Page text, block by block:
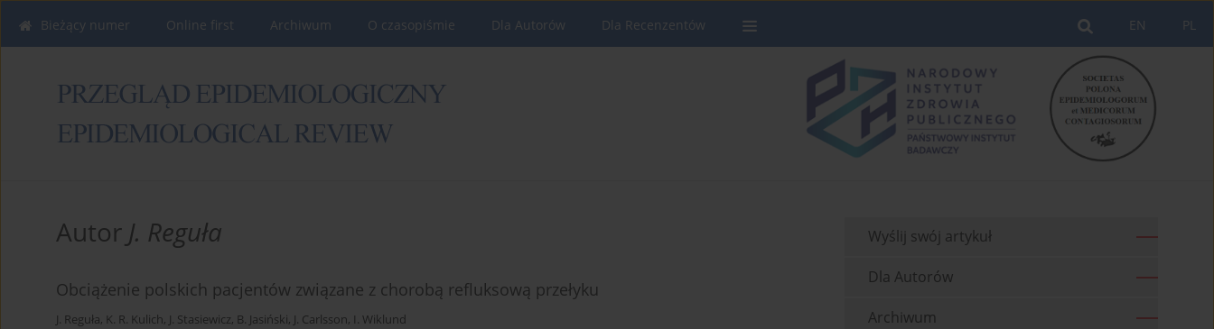
PL
EN
Bieżący numer Online first Archiwum O czasopiśmie Dla Autorów Dla Recenzentów
Autor J. Reguła
Obciążenie polskich pacjentów związane z chorobą refluksową przełyku
J. Reguła, K. R. Kulich, J. Stasiewicz, B. Jasiński, J. Carlsson, I. Wiklund
Wyślij swój artykuł
Dla Autorów
Archiwum